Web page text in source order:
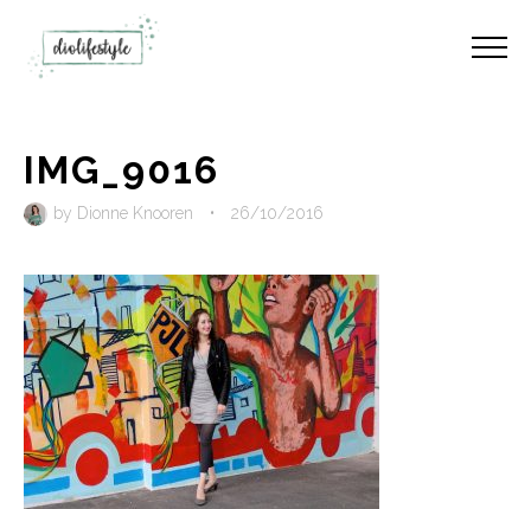
IMG_9016
by Dionne Knooren • 26/10/2016